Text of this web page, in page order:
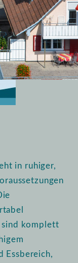
in ruhiger,
sind komplett
Essbereich,